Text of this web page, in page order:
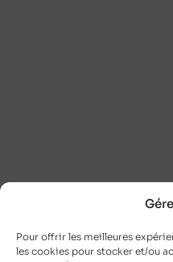
Pour offrir les meilleures
les cookies pour stocker et/ou